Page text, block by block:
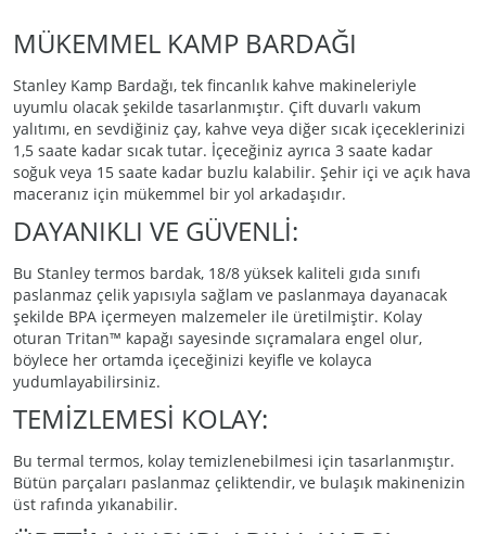
MÜKEMMEL KAMP BARDAĞI
Stanley Kamp Bardağı, tek fincanlık kahve makineleriyle
uyumlu olacak şekilde tasarlanmıştır. Çift duvarlı vakum
yalıtımı, en sevdiğiniz çay, kahve veya diğer sıcak içeceklerinizi
1,5 saate kadar sıcak tutar. İçeceğiniz ayrıca 3 saate kadar
soğuk veya 15 saate kadar buzlu kalabilir. Şehir içi ve açık hava
maceranız için mükemmel bir yol arkadaşıdır.
DAYANIKLI VE GÜVENLİ:
Bu Stanley termos bardak, 18/8 yüksek kaliteli gıda sınıfı
paslanmaz çelik yapısıyla sağlam ve paslanmaya dayanacak
şekilde BPA içermeyen malzemeler ile üretilmiştir. Kolay
oturan Tritan™ kapağı sayesinde sıçramalara engel olur,
böylece her ortamda içeceğinizi keyifle ve kolayca
yudumlayabilirsiniz.
TEMİZLEMESİ KOLAY:
Bu termal termos, kolay temizlenebilmesi için tasarlanmıştır.
Bütün parçaları paslanmaz çeliktendir, ve bulaşık makinenizin
üst rafında yıkanabilir.